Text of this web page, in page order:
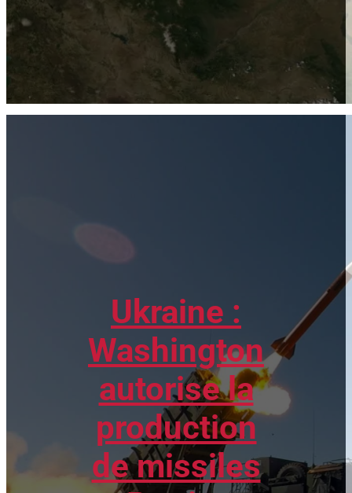
Ukraine :
Washington
autorise la
production
de missiles